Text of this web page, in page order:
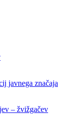
javnega značaja
– žvižgačev